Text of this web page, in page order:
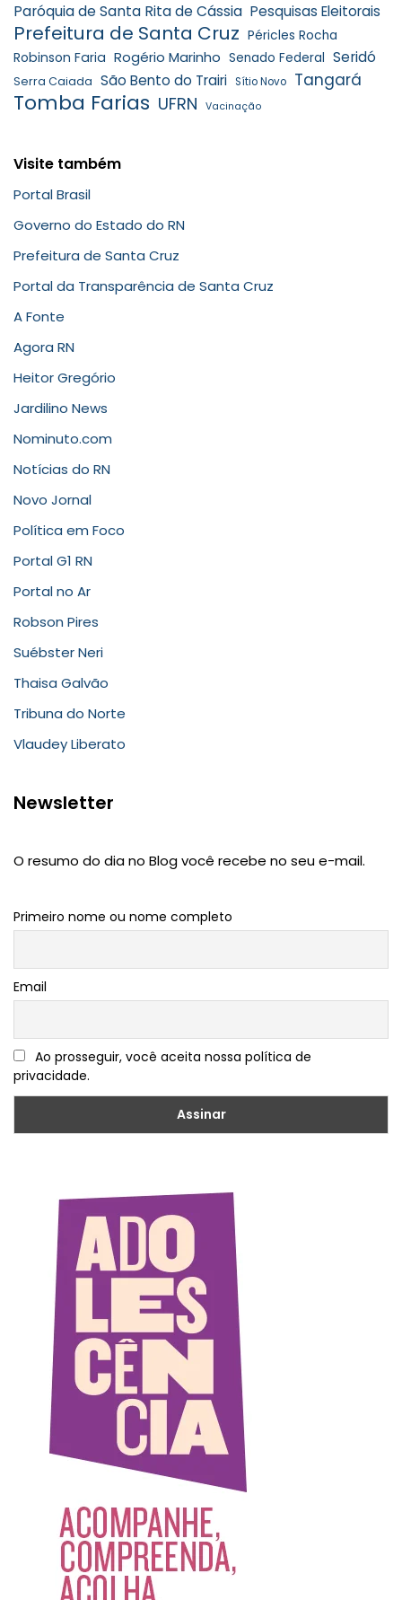
Paróquia de Santa Rita de Cássia Pesquisas Eleitorais
Prefeitura de Santa Cruz Péricles Rocha
Robinson Faria Rogério Marinho Senado Federal Seridó
Serra Caiada São Bento do Trairi Sítio Novo Tangará
Tomba Farias UFRN Vacinação
Visite também
Portal Brasil
Governo do Estado do RN
Prefeitura de Santa Cruz
Portal da Transparência de Santa Cruz
A Fonte
Agora RN
Heitor Gregório
Jardilino News
Nominuto.com
Notícias do RN
Novo Jornal
Política em Foco
Portal G1 RN
Portal no Ar
Robson Pires
Suébster Neri
Thaisa Galvão
Tribuna do Norte
Vlaudey Liberato
Newsletter
O resumo do dia no Blog você recebe no seu e-mail.
Primeiro nome ou nome completo
Email
Ao prosseguir, você aceita nossa política de
privacidade.